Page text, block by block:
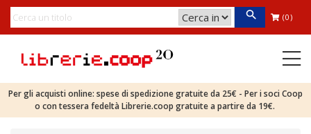
(0)
Per gli acquisti online: spese di spedizione gratuite da 25€ - Per i soci Coop
o con tessera fedeltà Librerie.coop gratuite a partire da 19€.